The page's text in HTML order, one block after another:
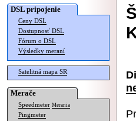
DSL pripojenie
Ceny DSL
Dostupnosť DSL
Fórum o DSL
Výsledky meraní
Satelitná mapa SR
Merače
Speedmeter Merania
Pingmeter